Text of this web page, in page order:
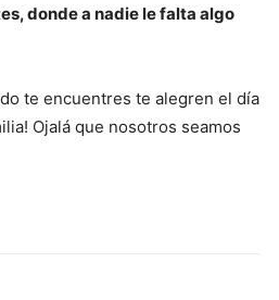
donde a nadie le falta algo
te encuentres te alegren el día
Ojalá que nosotros seamos